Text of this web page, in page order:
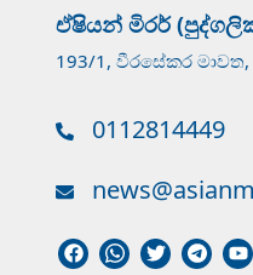
ඒෂියන් මිරර්
193/1, වීරසේකර
0112814449